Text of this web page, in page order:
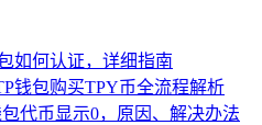
如何认证，详细指南
钱包购买TPY币全流程解析
代币显示0，原因、解决办法